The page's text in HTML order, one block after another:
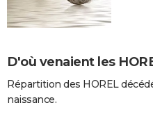
D'où venaient les
Répartition des HOREL
naissance.